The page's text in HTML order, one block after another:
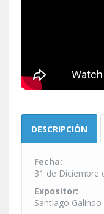
DESCRIPCIÓN
Fecha:
31 de Diciembre
Expositor:
Santiago